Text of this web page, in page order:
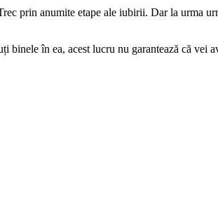
prin anumite etape ale iubirii. Dar la urma
binele în ea, acest lucru nu garantează că vei